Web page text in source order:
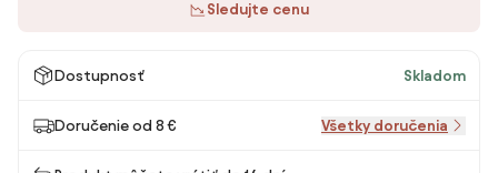
Sledujte cenu
Dostupnosť Skladom
Doručenie od 8 € Všetky doručenia